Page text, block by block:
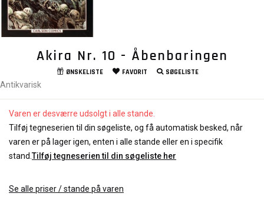
Akira Nr. 10 - Åbenbaringen
ØNSKELISTE FAVORIT SØGELISTE
Antikvarisk
Varen er desværre udsolgt i alle stande.
Tilføj tegneserien til din søgeliste, og få automatisk besked, når
varen er på lager igen, enten i alle stande eller en i specifik
stand. Tilføj tegneserien til din søgeliste her
Se alle priser / stande på varen